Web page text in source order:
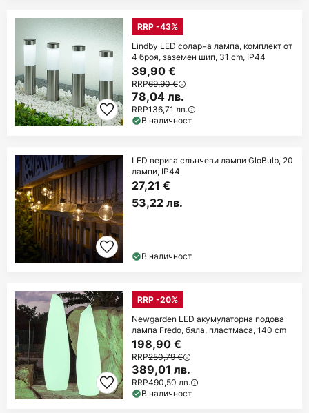
RRP -43%
Lindby LED соларна лампа, комплект от
4 броя, заземен шип, 31 cm, IP44
39,90 €
RRP69,90 €
78,04 лв.
RRP136,71 лв.
В наличност
LED верига слънчеви лампи GloBulb, 20
лампи, IP44
27,21 €
53,22 лв.
В наличност
RRP -20%
Newgarden LED акумулаторна подова
лампа Fredo, бяла, пластмаса, 140 cm
198,90 €
RRP250,79 €
389,01 лв.
RRP490,50 лв.
В наличност